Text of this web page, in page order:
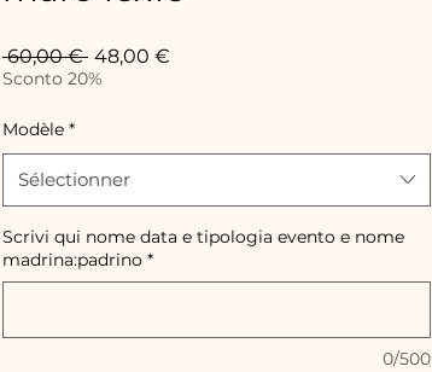
60,00 € Prix
original
48,00 €
Sconto 20%
Modèle *
Sélectionner
Scrivi qui nome data e tipologia evento e nome
madrina:padrino *
0/500